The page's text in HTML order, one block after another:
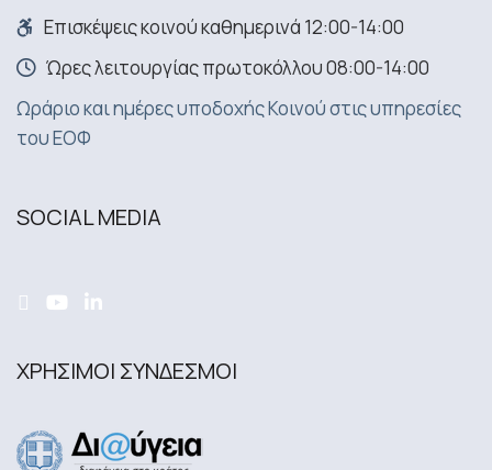
Επισκέψεις κοινού καθημερινά 12:00-14:00
Ώρες λειτουργίας πρωτοκόλλου 08:00-14:00
Ωράριο και ημέρες υποδοχής Κοινού στις υπηρεσίες
του ΕΟΦ
SOCIAL MEDIA
ΧΡΗΣΙΜΟΙ ΣΥΝΔΕΣΜΟΙ